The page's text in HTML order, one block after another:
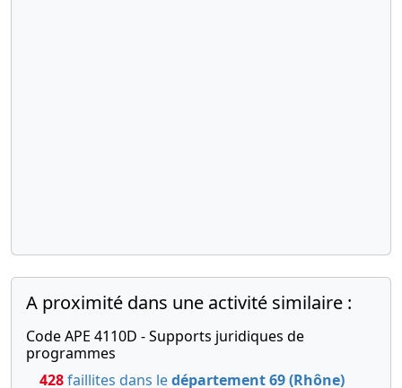
A proximité dans une activité similaire :
Code APE 4110D - Supports juridiques de
programmes
428faillites dans ledépartement 69 (Rhône)